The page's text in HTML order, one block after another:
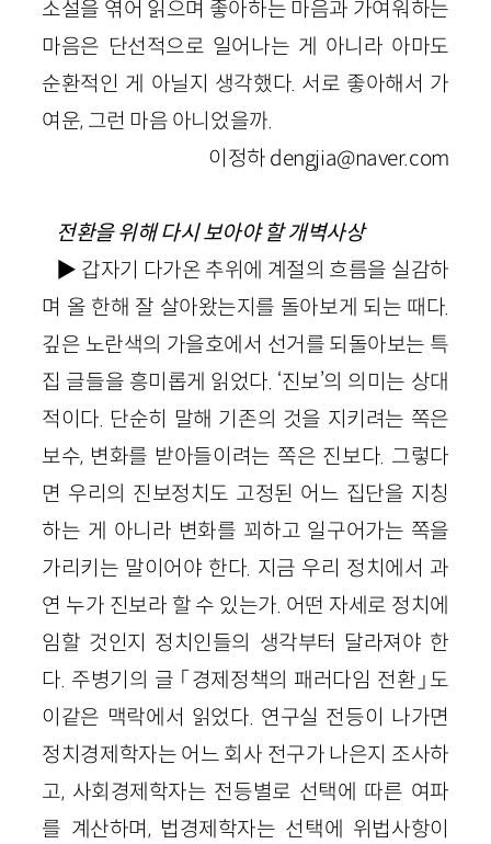
소설을 엮어 읽으며 좋아하는 마음과 가여워하는
마음은 단선적으로 일어나는 게 아니라 아마도
순환적인 게 아닐지 생각했다. 서로 좋아해서 가
여운, 그런 마음 아니었을까.
이정하 dengjia@naver.com
전환을 위해 다시 보아야 할 개벽사상
▶ 갑자기 다가온 추위에 계절의 흐름을 실감하
며 올 한해 잘 살아왔는지를 돌아보게 되는 때다.
깊은 노란색의 가을호에서 선거를 되돌아보는 특
집 글들을 흥미롭게 읽었다. ‘진보’의 의미는 상대
적이다. 단순히 말해 기존의 것을 지키려는 쪽은
보수, 변화를 받아들이려는 쪽은 진보다. 그렇다
면 우리의 진보정치도 고정된 어느 집단을 지칭
하는 게 아니라 변화를 꾀하고 일구어가는 쪽을
가리키는 말이어야 한다. 지금 우리 정치에서 과
연 누가 진보라 할 수 있는가. 어떤 자세로 정치에
임할 것인지 정치인들의 생각부터 달라져야 한
다. 주병기의 글 「경제정책의 패러다임 전환」도
이같은 맥락에서 읽었다. 연구실 전등이 나가면
정치경제학자는 어느 회사 전구가 나은지 조사하
고, 사회경제학자는 전등별로 선택에 따른 여파
를 계산하며, 법경제학자는 선택에 위법사항이